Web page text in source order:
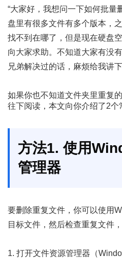
“大家好，我想问一下如何批量
盘里有很多文件有多个版本，
找不到在哪了，但是现在硬盘
向大家求助。不知道大家有没
兄弟解决过的话，麻烦给我讲
如果你也不知道文件夹里重复
往下阅读，本文向你介绍了2个
方法1. 使用
管理器
要删除重复文件，你可以使用
目标文件，然后检查重复文件
1. 打开文件资源管理器（